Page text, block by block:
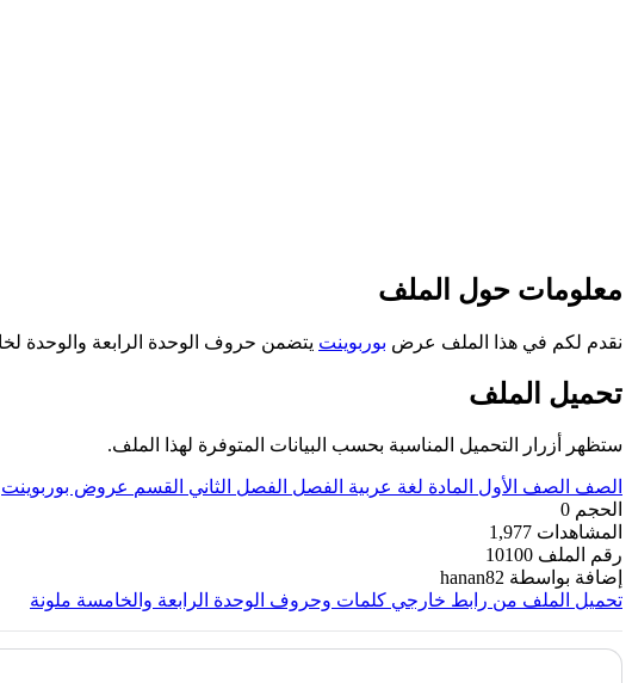
معلومات حول الملف
نقدم لكم في هذا الملف عرض بوربوينت يتضمن حروف الوحدة الرابعة والوحدة
تحميل الملف
ستظهر أزرار التحميل المناسبة بحسب البيانات المتوفرة لهذا الملف.
الصف الصف الأول المادة لغة عربية الفصل الفصل الثاني القسم عروض بوربوينت
الحجم 0
المشاهدات 1,977
رقم الملف 10100
إضافة بواسطة hanan82
تحميل الملف من رابط خارجي كلمات وحروف الوحدة الرابعة والخامسة ملونة